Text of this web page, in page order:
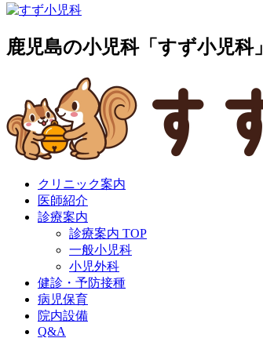
鹿児島の小児科「すず小児科」
クリニック案内
医師紹介
診療案内
診療案内 TOP
一般小児科
小児外科
健診・予防接種
病児保育
院内設備
Q&A